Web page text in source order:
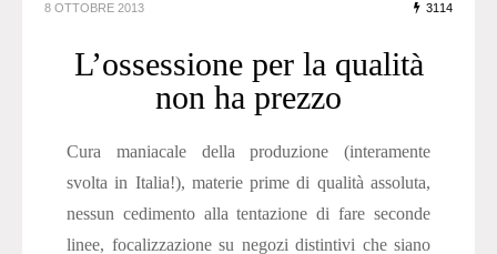
8 OTTOBRE 2013 3114
L’ossessione per la qualità
non ha prezzo
Cura maniacale della produzione (interamente
svolta in Italia!), materie prime di qualità assoluta,
nessun cedimento alla tentazione di fare seconde
linee, focalizzazione su negozi distintivi che siano